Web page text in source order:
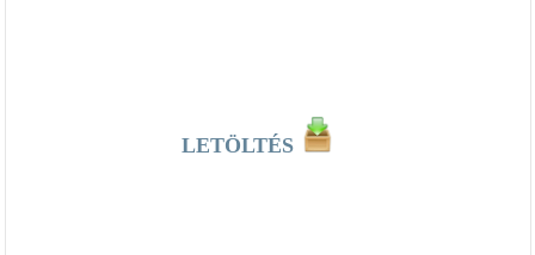
LETÖLTÉS